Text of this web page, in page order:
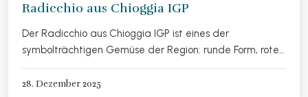
Radicchio aus Chioggia IGP
Der Radicchio aus Chioggia IGP ist eines der
symbolträchtigen Gemüse der Region: runde Form, rote…
28. Dezember 2025